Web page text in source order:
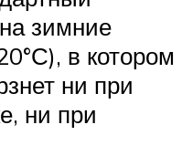
зимние
в котором
ни при
ни при